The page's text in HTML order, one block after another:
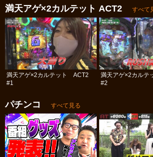
満天アゲ×2カルテット ACT2
すべて
満天アゲ×2カルテット ACT2
#1
満天アゲ×2カル
#2
パチンコ すべて見る